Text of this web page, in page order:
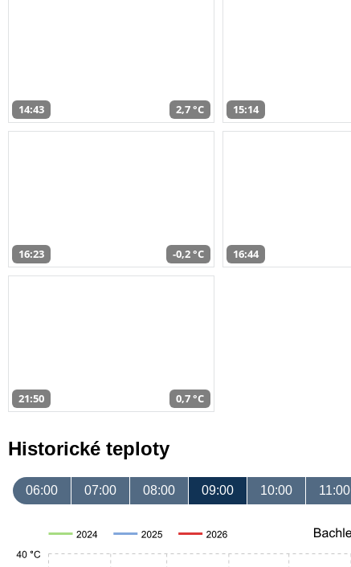
14:43 2,7 °C 15:14
16:23 -0,2 °C 16:44
21:50 0,7 °C
Historické teploty
06:00 07:00 08:00 09:00 10:00 11:00